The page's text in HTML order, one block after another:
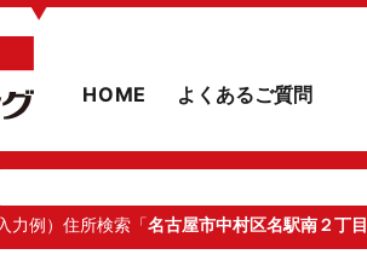
▼
HOME よくあるご質問
入力例）住所検索「名古屋市中村区名駅南２丁目